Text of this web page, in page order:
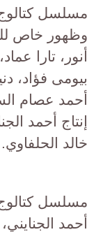
مسلسل
وظهور خاص
أنور، تارا
بيومى فؤاد،
أحمد عصام
إنتاج أحمد
خالد الحلفاوي.
مسلسل كتالوج
أحمد